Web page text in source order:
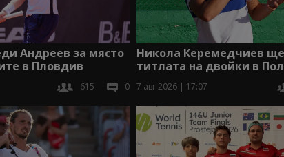
Андреев за място
в Пловдив
615 0
Никола Керемедчиев ще
титлата на двойки в
7 авг 2026 | 17:07